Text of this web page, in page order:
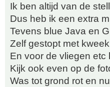
Ik ben altijd van de
Dus heb ik een extra
Tevens blue Java en
Zelf gestopt met
En voor de vliegen
Kijk ook even op de
Was tot grond rot en